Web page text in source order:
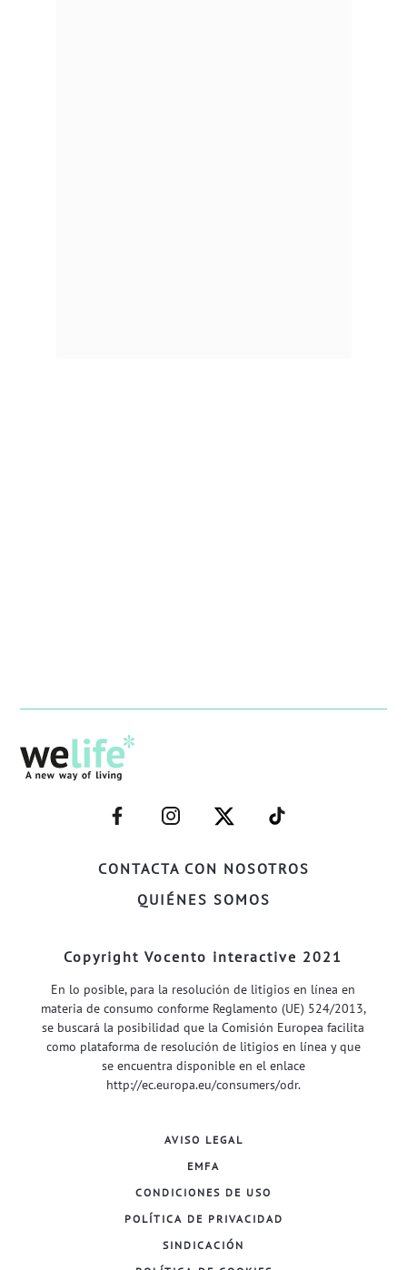
CONTACTA CON NOSOTROS
QUIÉNES SOMOS
–
FACEBOOK–
–
INSTAGRAM–
–
TWITTER–
–
WELIFE–
Copyright Vocento interactive 2021
En lo posible, para la resolución de litigios en línea en
materia de consumo conforme Reglamento (UE) 524/2013,
se buscará la posibilidad que la Comisión Europea facilita
como plataforma de resolución de litigios en línea y que
se encuentra disponible en el enlace
http://ec.europa.eu/consumers/odr.
AVISO LEGAL
EMFA
CONDICIONES DE USO
POLÍTICA DE PRIVACIDAD
SINDICACIÓN